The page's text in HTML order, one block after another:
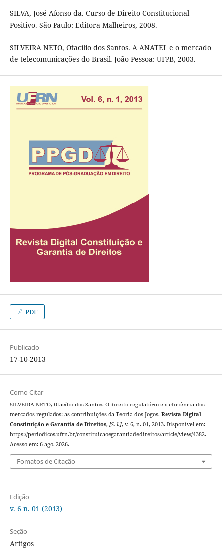
SILVA, José Afonso da. Curso de Direito Constitucional
Positivo. São Paulo: Editora Malheiros, 2008.
SILVEIRA NETO, Otacílio dos Santos. A ANATEL e o mercado
de telecomunicações do Brasil. João Pessoa: UFPB, 2003.
PDF
Publicado
17-10-2013
Como Citar
SILVEIRA NETO, Otacílio dos Santos. O direito regulatório e a eficiência dos
mercados regulados: as contribuições da Teoria dos Jogos. Revista Digital
Constituição e Garantia de Direitos, [S. l.], v. 6, n. 01, 2013. Disponível em:
https://periodicos.ufrn.br/constituicaoegarantiadedireitos/article/view/4382.
Acesso em: 6 ago. 2026.
Fomatos de Citação
Edição
v. 6 n. 01 (2013)
Seção
Artigos